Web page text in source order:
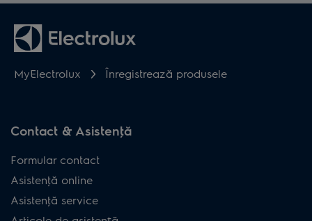
MyElectrolux Înregistrează produsele
Contact & Asistenţă
Formular contact
Asistenţă online
Asistenţă service